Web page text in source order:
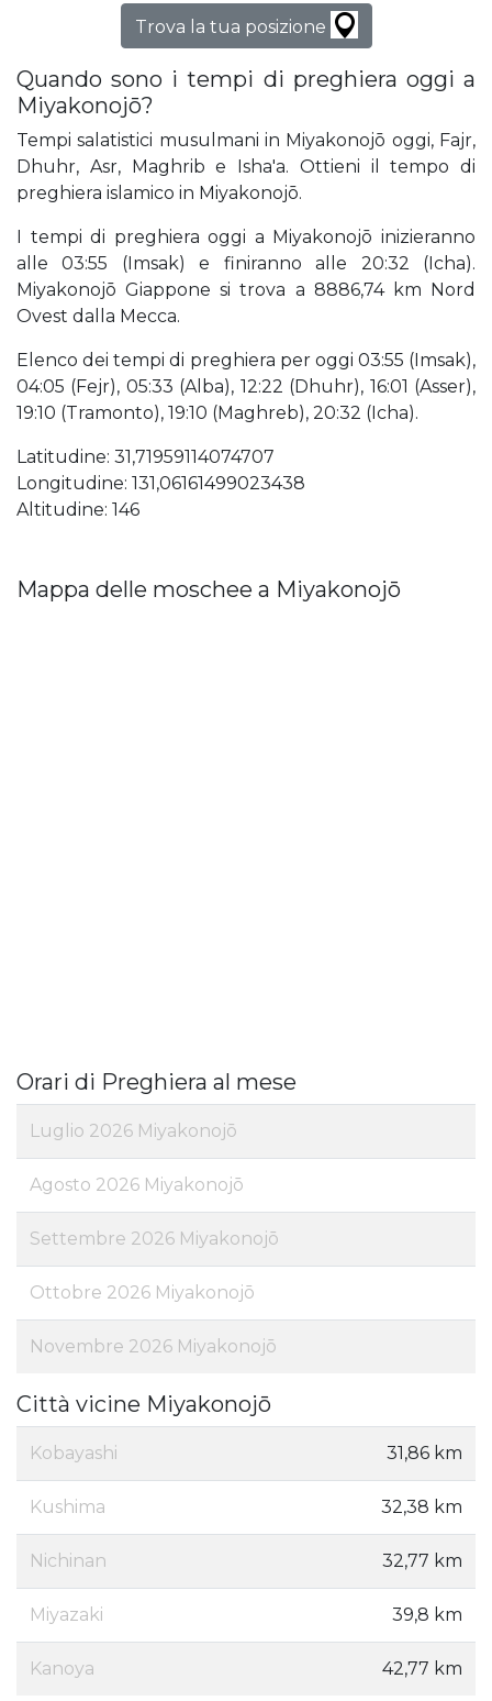
Trova la tua posizione
Quando sono i tempi di preghiera oggi a
Miyakonojō?
Tempi salatistici musulmani in Miyakonojō oggi, Fajr,
Dhuhr, Asr, Maghrib e Isha'a. Ottieni il tempo di
preghiera islamico in Miyakonojō.
I tempi di preghiera oggi a Miyakonojō inizieranno
alle 03:55 (Imsak) e finiranno alle 20:32 (Icha).
Miyakonojō Giappone si trova a 8886,74 km Nord
Ovest dalla Mecca.
Elenco dei tempi di preghiera per oggi 03:55 (Imsak),
04:05 (Fejr), 05:33 (Alba), 12:22 (Dhuhr), 16:01 (Asser),
19:10 (Tramonto), 19:10 (Maghreb), 20:32 (Icha).
Latitudine: 31,71959114074707
Longitudine: 131,06161499023438
Altitudine: 146
Mappa delle moschee a Miyakonojō
Orari di Preghiera al mese
Luglio 2026 Miyakonojō
Agosto 2026 Miyakonojō
Settembre 2026 Miyakonojō
Ottobre 2026 Miyakonojō
Novembre 2026 Miyakonojō
Città vicine Miyakonojō
Kobayashi 31,86 km
Kushima 32,38 km
Nichinan 32,77 km
Miyazaki 39,8 km
Kanoya 42,77 km